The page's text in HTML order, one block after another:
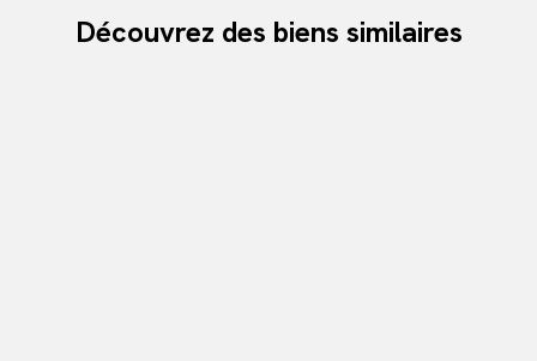
Découvrez des biens similaires